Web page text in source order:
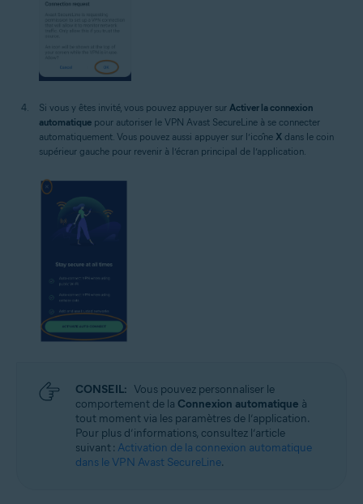
Si vous y êtes invité, vous pouvez appuyer sur Activer la connexion
automatique pour autoriser le VPN Avast SecureLine à se connecter
automatiquement. Vous pouvez aussi appuyer sur l’icône X dans le coin
supérieur gauche pour revenir à l’écran principal de l’application.
CONSEIL: Vous pouvez personnaliser le
comportement de la Connexion automatique à
tout moment via les paramètres de l’application.
Pour plus d’informations, consultez l’article
suivant : Activation de la connexion automatique
dans le VPN Avast SecureLine.